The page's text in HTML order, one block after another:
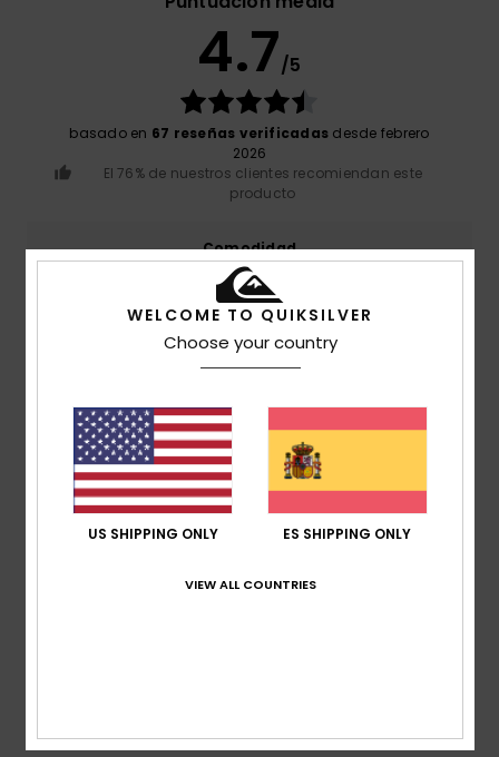
4.7/5
basado en 67 reseñas verificadas desde febrero
2026
El 76% de nuestros clientes recomiendan este
producto
Comodidad
4.8
Relación calidad-precio
Talla
Demasiado pequeño
Demasiado grande
Material
WELCOME TO QUIKSILVER
Choose your country
US SHIPPING ONLY ES SHIPPING ONLY
VIEW ALL COUNTRIES